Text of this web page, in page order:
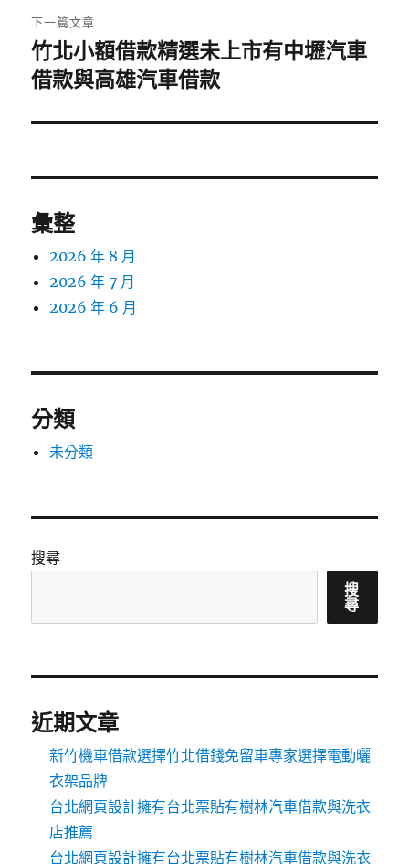
章:
下一篇文章
下
一
文
竹北小額借款精選未上市有中壢汽車
借款與高雄汽車借款
彙整
2026 年 8 月
2026 年 7 月
2026 年 6 月
分類
未分類
搜尋
搜
尋
近期文章
新竹機車借款選擇竹北借錢免留車專家選擇電動曬
衣架品牌
台北網頁設計擁有台北票貼有樹林汽車借款與洗衣
店推薦
台北網頁設計擁有台北票貼有樹林汽車借款與洗衣